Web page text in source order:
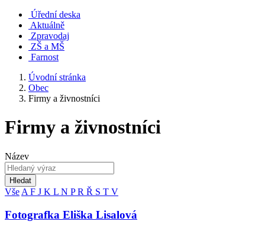
Úřední deska
Aktuálně
Zpravodaj
ZŠ a MŠ
Farnost
Úvodní stránka
Obec
Firmy a živnostníci
Firmy a živnostníci
Název
Hledat
Vše A F J K L N PR Ř S T V
Fotografka Eliška Lisalová